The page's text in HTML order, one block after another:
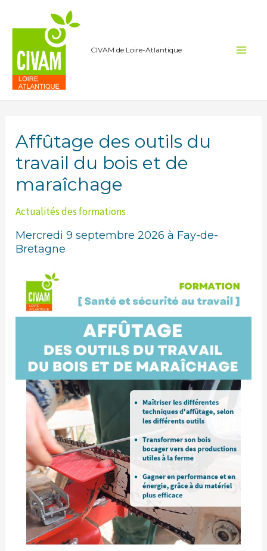
CIVAM de Loire-Atlantique
Affûtage des outils du
travail du bois et de
maraîchage
Actualités des formations
Mercredi 9 septembre 2026 à Fay-de-
Bretagne